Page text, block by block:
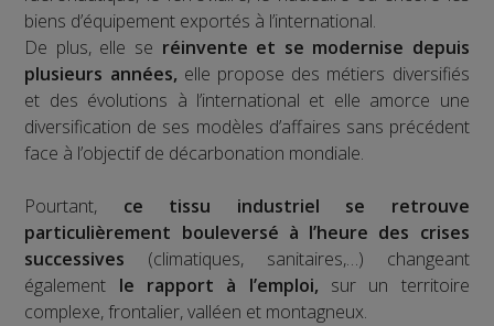
biens d’équipement exportés à l’international.
De plus, elle se réinvente et se modernise depuis
plusieurs années, elle propose des métiers diversifiés
et des évolutions à l’international et elle amorce une
diversification de ses modèles d’affaires sans précédent
face à l’objectif de décarbonation mondiale.
Pourtant, ce tissu industriel se retrouve
particulièrement bouleversé à l’heure des crises
successives (climatiques, sanitaires,…) changeant
également le rapport à l’emploi, sur un territoire
complexe, frontalier, valléen et montagneux.